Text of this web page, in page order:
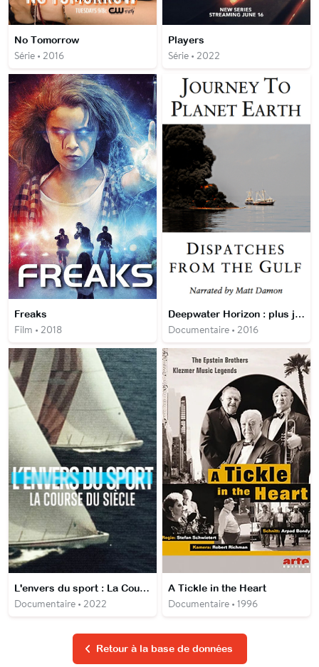
No Tomorrow
Série • 2016
Players
Série • 2022
Freaks
Film • 2018
Deepwater Horizon : plus jamais ?
Documentaire • 2016
L'envers du sport : La Course du Siècle
Documentaire • 2022
A Tickle in the Heart
Documentaire • 1996
Retour à la base de données